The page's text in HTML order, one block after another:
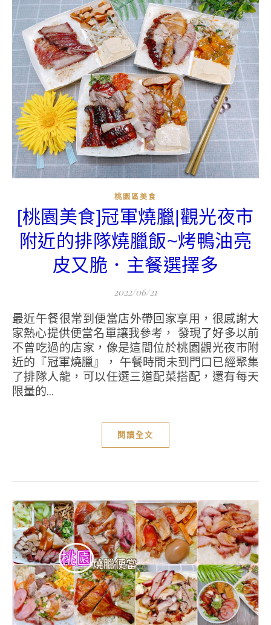
桃園區美食
[桃園美食]冠軍燒臘|觀光夜市
附近的排隊燒臘飯~烤鴨油亮
皮又脆．主餐選擇多
2022/06/21
最近午餐很常到便當店外帶回家享用，很感謝大
家熱心提供便當名單讓我參考， 發現了好多以前
不曾吃過的店家，像是這間位於桃園觀光夜市附
近的『冠軍燒臘』， 午餐時間未到門口已經聚集
了排隊人龍，可以任選三道配菜搭配，還有每天
限量的...
閱讀全文